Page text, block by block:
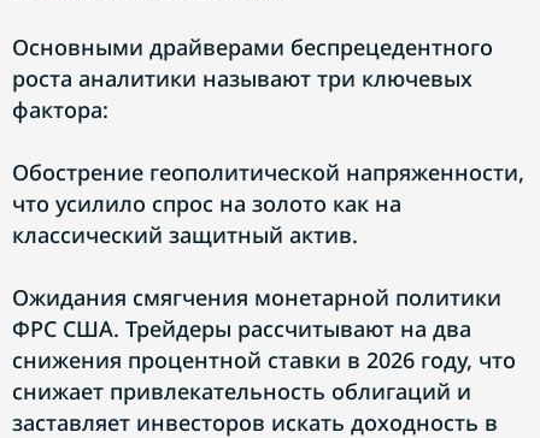
Основными драйверами беспрецедентного
роста аналитики называют три ключевых
фактора:
Обострение геополитической напряженности,
что усилило спрос на золото как на
классический защитный актив.
Ожидания смягчения монетарной политики
ФРС США. Трейдеры рассчитывают на два
снижения процентной ставки в 2026 году, что
снижает привлекательность облигаций и
заставляет инвесторов искать доходность в